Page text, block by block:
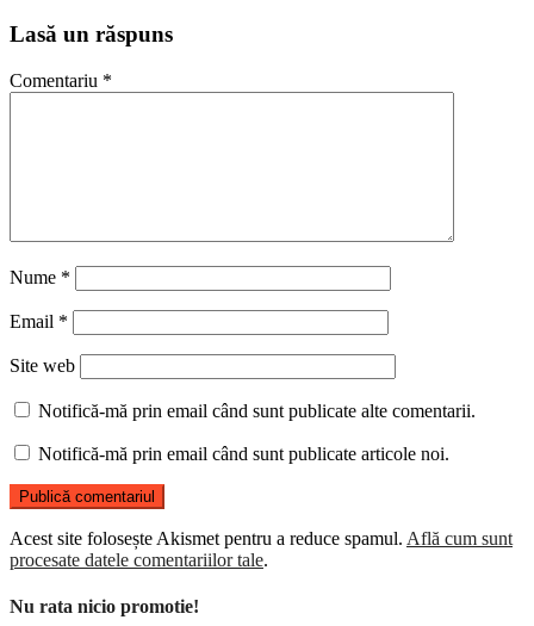
Lasă un răspuns
Comentariu *
Nume *
Email *
Site web
Notifică-mă prin email când sunt publicate alte comentarii.
Notifică-mă prin email când sunt publicate articole noi.
Acest site folosește Akismet pentru a reduce spamul. Află cum sunt
procesate datele comentariilor tale.
Nu rata nicio promotie!